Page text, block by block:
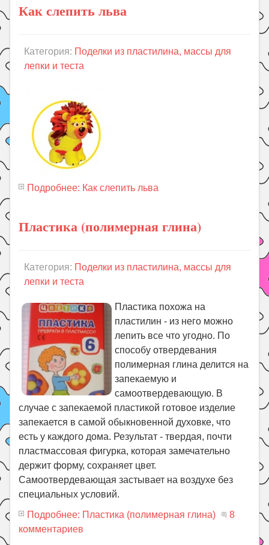
Как слепить льва
Категория: Поделки из пластилина, массы для
лепки и теста
Подробнее: Как слепить льва
Пластика (полимерная глина)
Категория: Поделки из пластилина, массы для
лепки и теста
Пластика похожа на
пластилин - из него можно
лепить все что угодно. По
способу отвердевания
полимерная глина делится на
запекаемую и
самоотвердевающую. В
случае с запекаемой пластикой готовое изделие
запекается в самой обыкновенной духовке, что
есть у каждого дома. Результат - твердая, почти
пластмассовая фигурка, которая замечательно
держит форму, сохраняет цвет.
Самоотвердевающая застывает на воздухе без
специальных условий.
Подробнее: Пластика (полимерная глина)
8
комментариев